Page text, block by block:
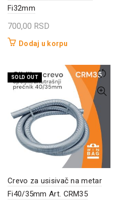
Fi32mm
700,00 RSD
Dodaj u korpu
SOLD OUT
Crevo za usisivač na metar
Fi40/35mm Art. CRM35